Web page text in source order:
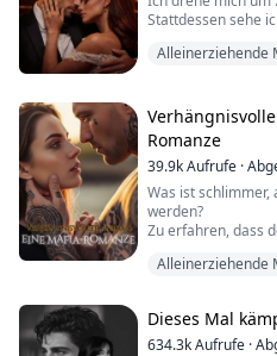
„Was?“ Lisb...
Stattdessen sehe
der Weltgeschichte.
Ein Blind Date mit
nicht akzeptieren
Da tauchte der gut
Rettete mich.
Un...
Alleinerziehende
Romanze
39.9kAufrufe ·
Was ist
werden?
Zu erfahren, dass
Stürmisch graue
Waschbrettbauch
Alleinerziehende
Dieses Mal
634.3kAufrufe ·